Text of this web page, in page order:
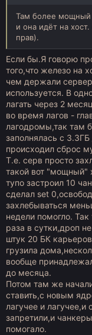
Там более мощный
и она идёт на
прав).
Если бы.Я говорю
того,что железо на
чем держали
используется. В
лагать через 2
во время лагов -
лагодромы,так там
заполнялась с
происходил сброс
Т.е. серв просто
такой вот "мощный"
тупо застроил 10
сделал set
захлебываться
недели помогло.
раза в сутки,дроп
штук 20 БК
грузила
вообще
до месяца.
Потом там же
ставить,с новым
лагучее и
запретили,и
помогало.